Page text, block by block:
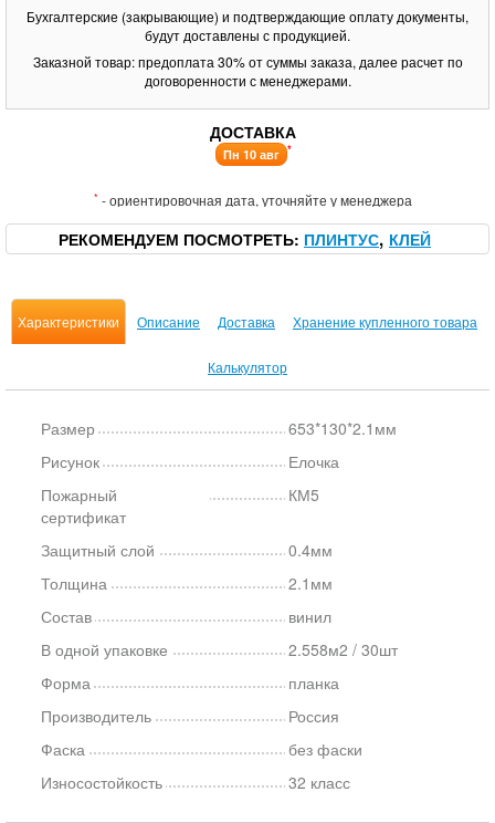
Бухгалтерские (закрывающие) и подтверждающие оплату документы,
будут доставлены с продукцией.
Заказной товар: предоплата 30% от суммы заказа, далее расчет по
договоренности с менеджерами.
ДОСТАВКА
Пн 10 авг *
* - ориентировочная дата, уточняйте у менеджера
РЕКОМЕНДУЕМ ПОСМОТРЕТЬ ПЛИНТУС КЛЕЙ
Характеристики Описание Доставка Хранение купленного товара
Калькулятор
Размер
653*130*2.1мм
Рисунок
Елочка
Пожарный
сертификат
КМ5
Защитный слой
0.4мм
Толщина
2.1мм
Состав
винил
В одной упаковке
2.558м2 / 30шт
Форма
планка
Производитель
Россия
Фаска
без фаски
Износостойкость
32 класс